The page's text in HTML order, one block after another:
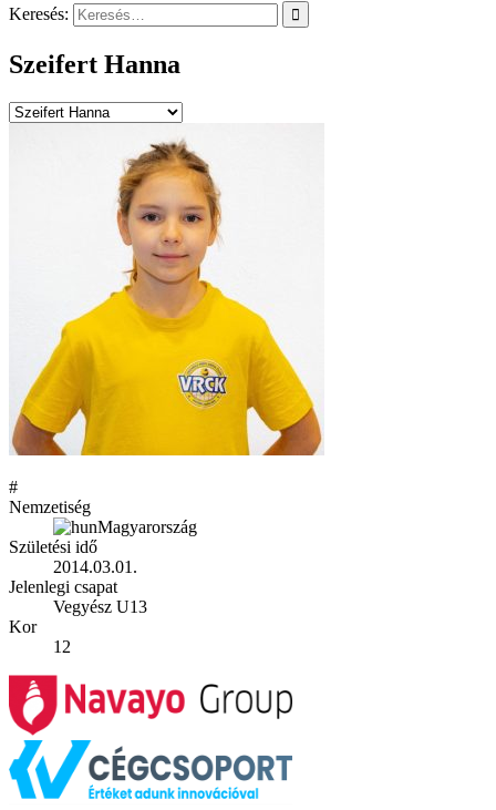
Keresés:
Szeifert Hanna
#
Nemzetiség
Magyarország
Születési idő
2014.03.01.
Jelenlegi csapat
Vegyész U13
Kor
12